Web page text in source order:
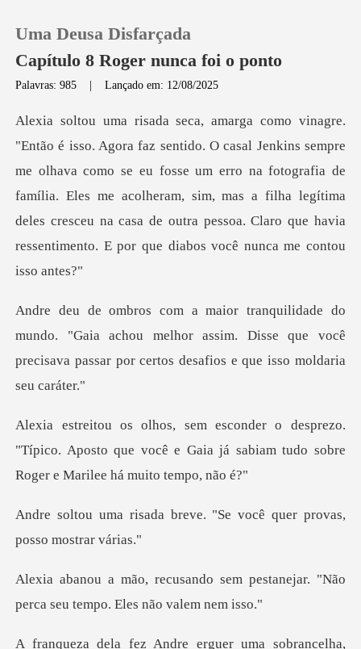
0
Loja
Baixar App
Uma Deusa Disfarçada
Capítulo 8 Roger nunca foi o ponto
Palavras: 985 |Lançado em: 12/08/2025
olhava como se eu fosse um erro na fotografia de
família. Eles me acolheram, sim, mas a filha legítima
deles c
"Gaia achou melhor assim. Disse que você
precisava pas
zo.
"Típico. Aposto que você e Gaia já sabiam tu
reve. "Se você quer prova
sem pestanejar. "Não
perca seu
brancelha,